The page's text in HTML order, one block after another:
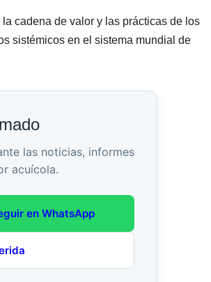
cadena de valor y las prácticas de los
sistémicos en el sistema mundial de
las noticias, informes
acuícola.
en WhatsApp